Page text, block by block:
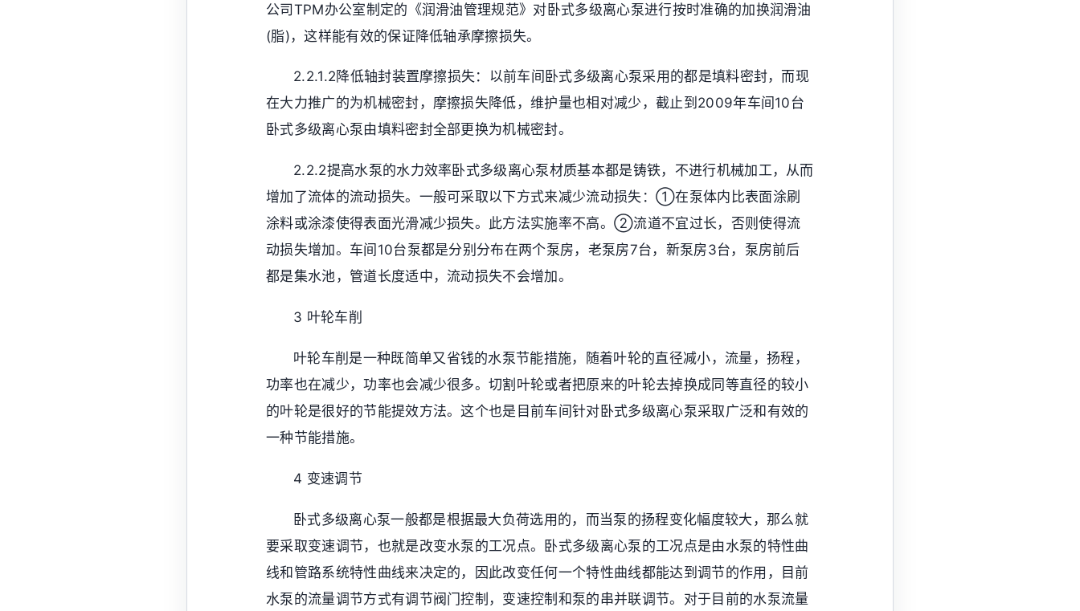
公司TPM办公室制定的《润滑油管理规范》对卧式多级离心泵进行按时准确的加换润滑油
(脂)，这样能有效的保证降低轴承摩擦损失。
2.2.1.2降低轴封装置摩擦损失：以前车间卧式多级离心泵采用的都是填料密封，而现
在大力推广的为机械密封，摩擦损失降低，维护量也相对减少，截止到2009年车间10台
卧式多级离心泵由填料密封全部更换为机械密封。
2.2.2提高水泵的水力效率卧式多级离心泵材质基本都是铸铁，不进行机械加工，从而
增加了流体的流动损失。一般可采取以下方式来减少流动损失：①在泵体内比表面涂刷
涂料或涂漆使得表面光滑减少损失。此方法实施率不高。②流道不宜过长，否则使得流
动损失增加。车间10台泵都是分别分布在两个泵房，老泵房7台，新泵房3台，泵房前后
都是集水池，管道长度适中，流动损失不会增加。
3 叶轮车削
叶轮车削是一种既简单又省钱的水泵节能措施，随着叶轮的直径减小，流量，扬程，
功率也在减少，功率也会减少很多。切割叶轮或者把原来的叶轮去掉换成同等直径的较小
的叶轮是很好的节能提效方法。这个也是目前车间针对卧式多级离心泵采取广泛和有效的
一种节能措施。
4 变速调节
卧式多级离心泵一般都是根据最大负荷选用的，而当泵的扬程变化幅度较大，那么就
要采取变速调节，也就是改变水泵的工况点。卧式多级离心泵的工况点是由水泵的特性曲
线和管路系统特性曲线来决定的，因此改变任何一个特性曲线都能达到调节的作用，目前
水泵的流量调节方式有调节阀门控制，变速控制和泵的串并联调节。对于目前的水泵流量